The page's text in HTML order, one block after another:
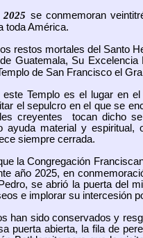
se conmemoran
toda América.
restos mortales del Santo
Guatemala, Su
de San Francisco el
este Templo es el lugar en
el sepulcro en el que se
creyentes tocan dicho
ayuda material y
siempre cerrada.
la Congregación
año 2025, en
se abrió la puerta del
e implorar su intercesión
han sido conservados y
puerta abierta, la fila de